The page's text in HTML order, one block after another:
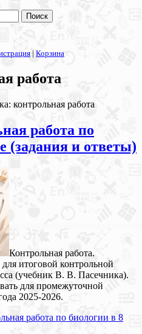
| Корзина
работа
контрольная работа
работа по
(задания и ответы)
Контрольная работа.
итоговой контрольной
(учебник В. В. Пасечника).
для промежуточной
2025-2026.
работа по биологии в 8